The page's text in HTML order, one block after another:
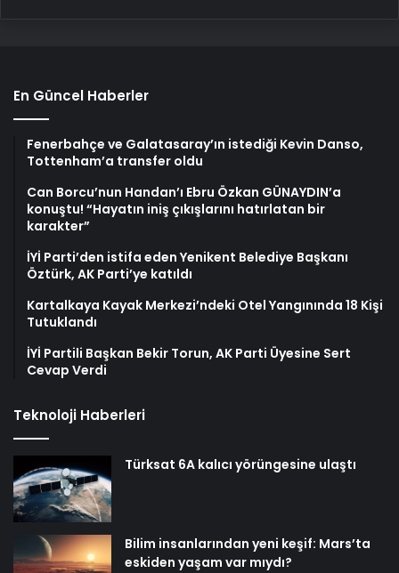
En Güncel Haberler
Fenerbahçe ve Galatasaray’ın istediği Kevin Danso,
Tottenham’a transfer oldu
Can Borcu’nun Handan’ı Ebru Özkan GÜNAYDIN’a
konuştu! “Hayatın iniş çıkışlarını hatırlatan bir
karakter”
İYİ Parti’den istifa eden Yenikent Belediye Başkanı
Öztürk, AK Parti’ye katıldı
Kartalkaya Kayak Merkezi’ndeki Otel Yangınında 18 Kişi
Tutuklandı
İYİ Partili Başkan Bekir Torun, AK Parti Üyesine Sert
Cevap Verdi
Teknoloji Haberleri
Türksat 6A kalıcı yörüngesine ulaştı
Bilim insanlarından yeni keşif: Mars’ta
eskiden yaşam var mıydı?